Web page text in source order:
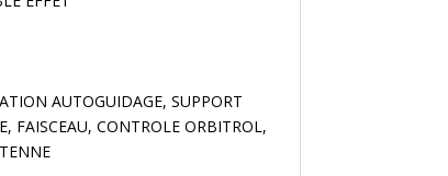
AUTOGUIDAGE, SUPPORT
FAISCEAU, CONTROLE ORBITROL,